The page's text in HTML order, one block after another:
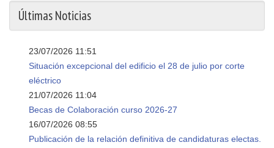
Últimas Noticias
23/07/2026 11:51
Situación excepcional del edificio el 28 de julio por corte
eléctrico
21/07/2026 11:04
Becas de Colaboración curso 2026-27
16/07/2026 08:55
Publicación de la relación definitiva de candidaturas electas.